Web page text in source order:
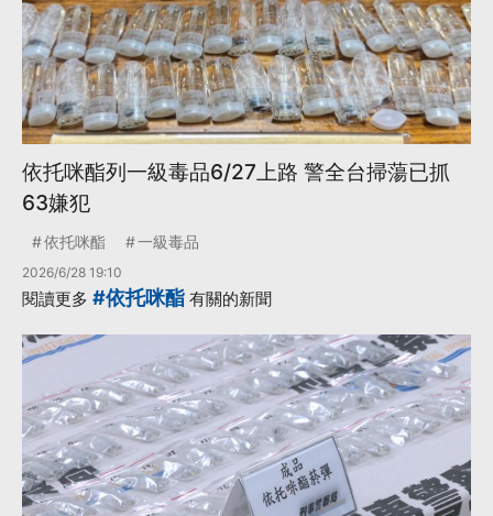
依托咪酯列一級毒品6/27上路 警全台掃蕩已抓
63嫌犯
依托咪酯 一級毒品
2026/6/28 19:10
閱讀更多 #依托咪酯 有關的新聞